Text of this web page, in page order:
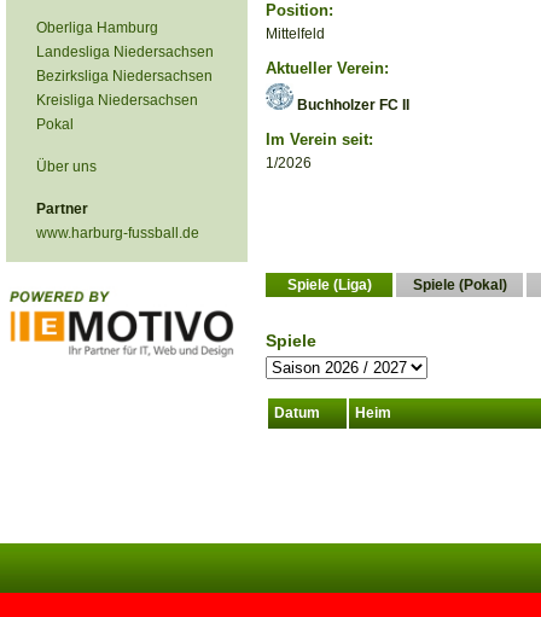
Oberliga Hamburg
Landesliga Niedersachsen
Bezirksliga Niedersachsen
Kreisliga Niedersachsen
Pokal
Über uns
Partner
www.harburg-fussball.de
Position:
Mittelfeld
Aktueller Verein:
Buchholzer FC II
Im Verein seit:
1/2026
Spiele (Liga) Spiele (Pokal)
Spiele
Datum Heim